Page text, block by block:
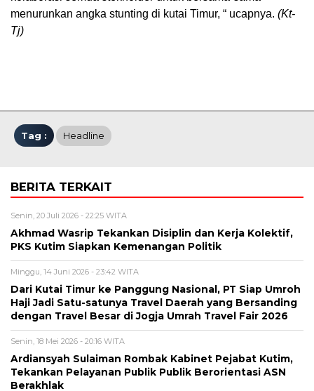
menurunkan angka stunting di kutai Timur, “ ucapnya. (Kt-
Tj)
Tag : Headline
BERITA TERKAIT
Senin, 20 Juli 2026 - 22:25 WITA
Akhmad Wasrip Tekankan Disiplin dan Kerja Kolektif,
PKS Kutim Siapkan Kemenangan Politik
Minggu, 14 Juni 2026 - 23:42 WITA
Dari Kutai Timur ke Panggung Nasional, PT Siap Umroh
Haji Jadi Satu-satunya Travel Daerah yang Bersanding
dengan Travel Besar di Jogja Umrah Travel Fair 2026
Senin, 18 Mei 2026 - 20:16 WITA
Ardiansyah Sulaiman Rombak Kabinet Pejabat Kutim,
Tekankan Pelayanan Publik Publik Berorientasi ASN
Berakhlak